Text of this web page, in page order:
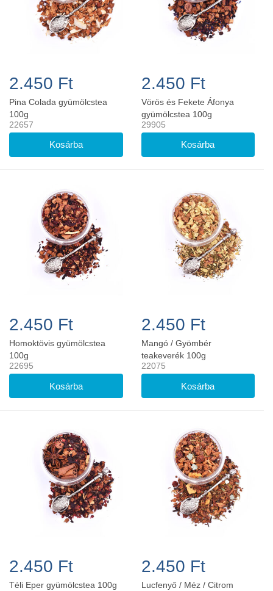
2.450 Ft
Pina Colada gyümölcstea
100g
22657
2.450 Ft
Vörös és Fekete Áfonya
gyümölcstea 100g
29905
2.450 Ft
Homoktövis gyümölcstea
100g
22695
2.450 Ft
Mangó / Gyömbér
teakeverék 100g
22075
2.450 Ft
Téli Eper gyümölcstea 100g
2.450 Ft
Lucfenyő / Méz / Citrom